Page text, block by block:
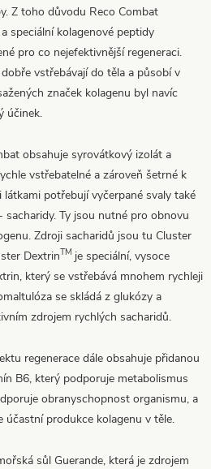
Z toho důvodu Reco Combat
speciální kolagenové peptidy
pro co nejefektivnější regeneraci.
vstřebávají do těla a působí v
značek kolagenu byl navíc
účinek.
obsahuje syrovátkový izolát a
vstřebatelné a zároveň šetrné k
potřebují vyčerpané svaly také
Ty jsou nutné pro obnovu
Zdroji sacharidů jsou tu Cluster
DextrinTM je speciální, vysoce
který se vstřebává mnohem rychleji
se skládá z glukózy a
zdrojem rychlých sacharidů.
regenerace dále obsahuje přidanou
B6, který podporuje metabolismus
obranyschopnost organismu, a
účastní produkce kolagenu v těle.
sůl Guerande, která je zdrojem